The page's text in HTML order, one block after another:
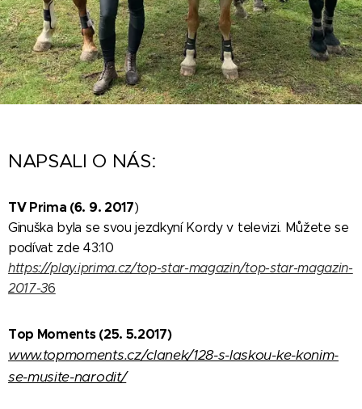
NAPSALI O NÁS:
TV Prima (6. 9. 2017)
Ginuška byla se svou jezdkyní Kordy v televizi. Můžete se
podívat zde 43:10
https://play.iprima.cz/top-star-magazin/top-star-magazin-
2017-36
Top Moments (25. 5.2017)
www.topmoments.cz/clanek/128-s-laskou-ke-konim-
se-musite-narodit/